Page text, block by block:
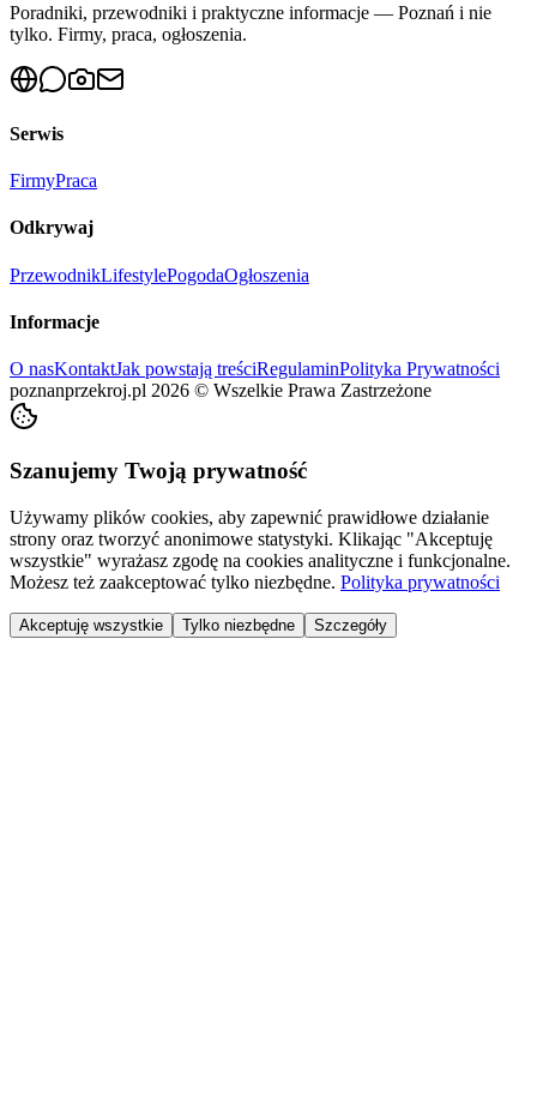
Poradniki, przewodniki i praktyczne informacje — Poznań i nie
tylko. Firmy, praca, ogłoszenia.
Serwis
FirmyPraca
Odkrywaj
PrzewodnikLifestylePogodaOgłoszenia
Informacje
O nasKontaktJak powstają treściRegulaminPolityka Prywatności
poznanprzekroj.pl 2026 © Wszelkie Prawa Zastrzeżone
Szanujemy Twoją prywatność
Używamy plików cookies, aby zapewnić prawidłowe działanie
strony oraz tworzyć anonimowe statystyki. Klikając "Akceptuję
wszystkie" wyrażasz zgodę na cookies analityczne i funkcjonalne.
Możesz też zaakceptować tylko niezbędne. Polityka prywatności
Akceptuję wszystkie Tylko niezbędne Szczegóły